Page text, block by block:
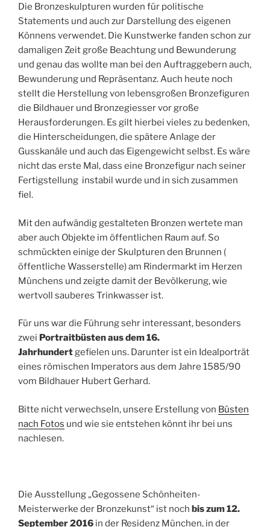
Die Bronzeskulpturen wurden für politische
Statements und auch zur Darstellung des eigenen
Könnens verwendet. Die Kunstwerke fanden schon zur
damaligen Zeit große Beachtung und Bewunderung
und genau das wollte man bei den Auftraggebern auch,
Bewunderung und Repräsentanz. Auch heute noch
stellt die Herstellung von lebensgroßen Bronzefiguren
die Bildhauer und Bronzegiesser vor große
Herausforderungen. Es gilt hierbei vieles zu bedenken,
die Hinterscheidungen, die spätere Anlage der
Gusskanäle und auch das Eigengewicht selbst. Es wäre
nicht das erste Mal, dass eine Bronzefigur nach seiner
Fertigstellung instabil wurde und in sich zusammen
fiel.
Mit den aufwändig gestalteten Bronzen wertete man
aber auch Objekte im öffentlichen Raum auf. So
schmückten einige der Skulpturen den Brunnen (
öffentliche Wasserstelle) am Rindermarkt im Herzen
Münchens und zeigte damit der Bevölkerung, wie
wertvoll sauberes Trinkwasser ist.
Für uns war die Führung sehr interessant, besonders
zwei Portraitbüsten aus dem 16.
Jahrhundertgefielen uns. Darunter ist ein Idealporträt
eines römischen Imperators aus dem Jahre 1585/90
vom Bildhauer Hubert Gerhard.
Bitte nicht verwechseln, unsere Erstellung von Büsten
nach Fotos und wie sie entstehen könnt ihr bei uns
nachlesen.
Die Ausstellung „Gegossene Schönheiten-
Meisterwerke der Bronzekunst“ ist noch bis zum 12.
September 2016 in der Residenz München, in der